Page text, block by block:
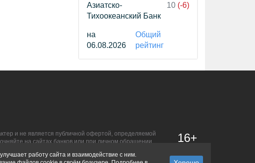
Азиатско-
Тихоокеанский Банк
10 (-6)
на
06.08.2026
Общий
рейтинг
и не является публичной офертой, определяемой
на сайтах банков или при личном обращении.
16+
работу сайта и взаимодействие с ним.